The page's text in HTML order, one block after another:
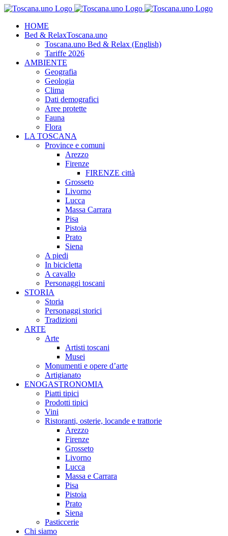
Salta
contenutoHOME
Bed & RelaxToscana.uno
Toscana.uno Bed & Relax (English)
Tariffe 2026
AMBIENTE
Geografia
Geologia
Clima
Dati demografici
Aree protette
Fauna
Flora
LA TOSCANA
Province e comuni
Arezzo
Firenze
FIRENZE città
Grosseto
Livorno
Lucca
Massa Carrara
Pisa
Pistoia
Prato
Siena
A piedi
In bicicletta
A cavallo
Personaggi toscani
STORIA
Storia
Personaggi storici
Tradizioni
ARTE
Arte
Artisti toscani
Musei
Monumenti e opere d’arte
Artigianato
ENOGASTRONOMIA
Piatti tipici
Prodotti tipici
Vini
Ristoranti, osterie, locande e trattorie
Arezzo
Firenze
Grosseto
Livorno
Lucca
Massa e Carrara
Pisa
Pistoia
Prato
Siena
Pasticcerie
Chi siamo